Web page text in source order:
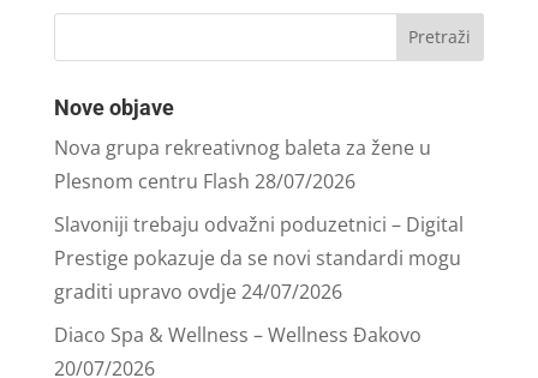
Nove objave
Nova grupa rekreativnog baleta za žene u
Plesnom centru Flash 28/07/2026
Slavoniji trebaju odvažni poduzetnici – Digital
Prestige pokazuje da se novi standardi mogu
graditi upravo ovdje24/07/2026
Diaco Spa & Wellness – Wellness Đakovo
20/07/2026